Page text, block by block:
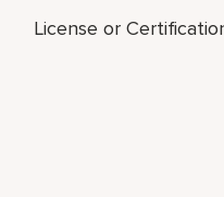
License or